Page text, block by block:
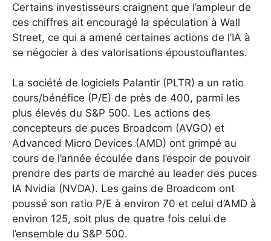
Certains investisseurs craignent que l’ampleur de
ces chiffres ait encouragé la spéculation à Wall
Street, ce qui a amené certaines actions de l’IA à
se négocier à des valorisations époustouflantes.
La société de logiciels Palantir (PLTR) a un ratio
cours/bénéfice (P/E) de près de 400, parmi les
plus élevés du S&P 500. Les actions des
concepteurs de puces Broadcom (AVGO) et
Advanced Micro Devices (AMD) ont grimpé au
cours de l’année écoulée dans l’espoir de pouvoir
prendre des parts de marché au leader des puces
IA Nvidia (NVDA). Les gains de Broadcom ont
poussé son ratio P/E à environ 70 et celui d’AMD à
environ 125, soit plus de quatre fois celui de
l’ensemble du S&P 500.